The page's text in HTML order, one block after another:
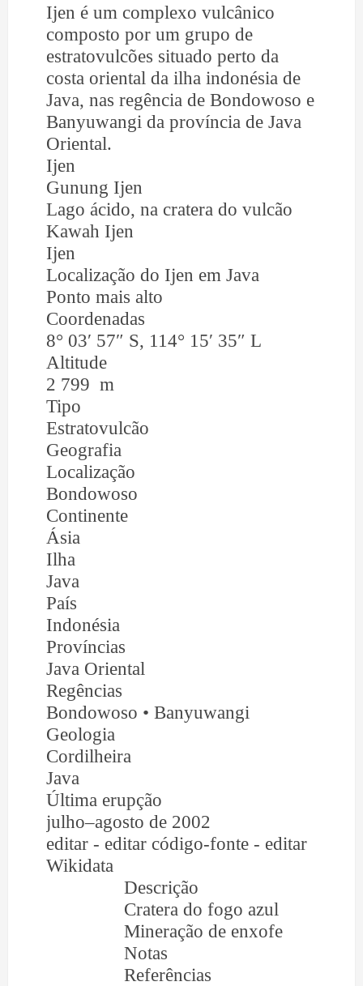
Ijen é um complexo vulcânico
composto por um grupo de
estratovulcões situado perto da
costa oriental da ilha indonésia de
Java, nas regência de Bondowoso e
Banyuwangi da província de Java
Oriental.
Ijen
Gunung Ijen
Lago ácido, na cratera do vulcão
Kawah Ijen
Ijen
Localização do Ijen em Java
Ponto mais alto
Coordenadas
8° 03′ 57″ S, 114° 15′ 35″ L
Altitude
2 799 m
Tipo
Estratovulcão
Geografia
Localização
Bondowoso
Continente
Ásia
Ilha
Java
País
Indonésia
Províncias
Java Oriental
Regências
Bondowoso • Banyuwangi
Geologia
Cordilheira
Java
Última erupção
julho–agosto de 2002
editar - editar código-fonte - editar
Wikidata
Descrição
Cratera do fogo azul
Mineração de enxofe
Notas
Referências